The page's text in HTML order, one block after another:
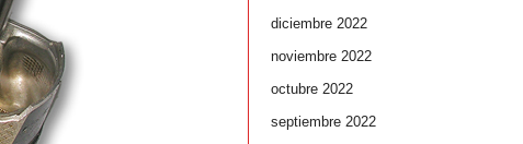
diciembre 2022
noviembre 2022
octubre 2022
septiembre 2022